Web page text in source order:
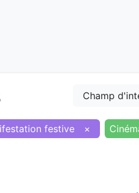
Champ
festive ×